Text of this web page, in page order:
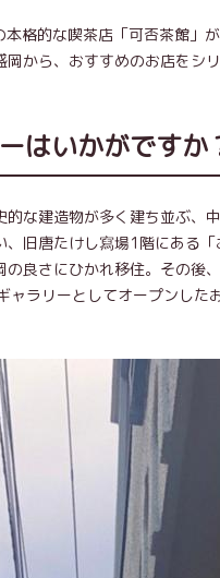
格的な喫茶店「可否茶館」
から、おすすめのお店をシ
はいかがですか
な建造物が多く建ち並ぶ、中
旧唐たけし寫場1階にある「
良さにひかれ移住。その
ラリーとしてオープンした